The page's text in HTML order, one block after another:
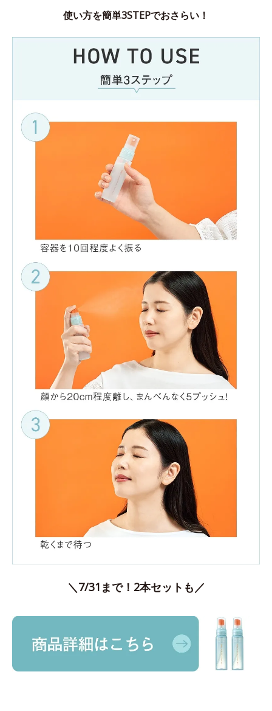
使い方を簡単3STEPでおさらい！
＼7/31まで！2本セットも／